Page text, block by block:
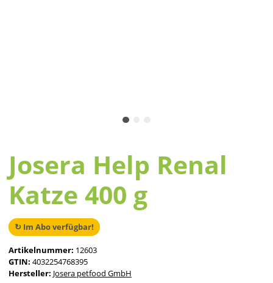
Josera Help Renal
Katze 400 g
↻ Im Abo verfügbar!
Artikelnummer: 12603
GTIN: 4032254768395
Hersteller: Josera petfood GmbH